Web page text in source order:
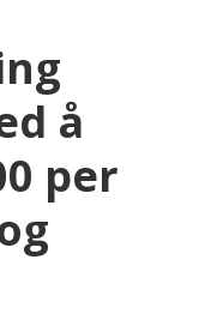
å
per